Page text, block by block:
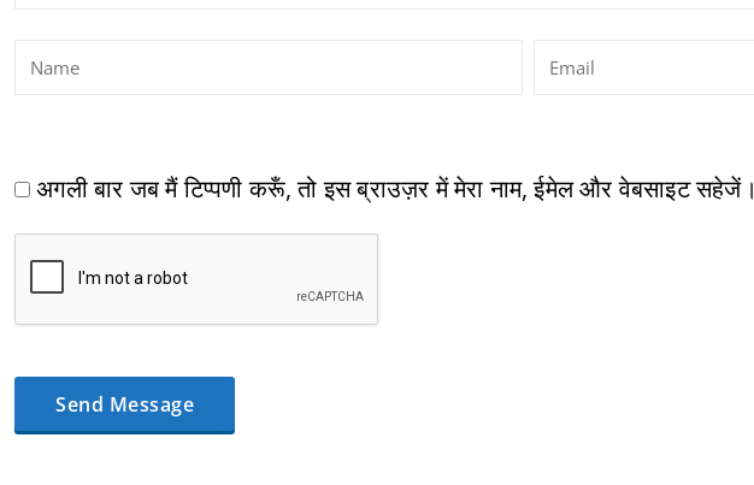
अगली बार जब मैं टिप्पणी करूँ, तो इस ब्राउज़र में मेरा नाम, ईमेल और वेबसाइट सहेजें।